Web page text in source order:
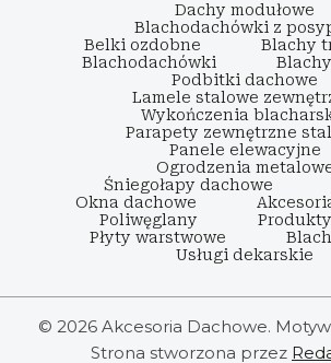
Dachy modułowe
Blachodachówki z
Belki ozdobne
Blachy
Blachodachówki
Podbitki dachowe
Lamele stalowe
Wykończenia
Parapety zewnętrzne
Panele elewacyjne
Ogrodzenia
Śniegołapy dachowe
Okna dachowe
Poliwęglany
Płyty warstwowe
Usługi dekarskie
© 2026 Akcesoria Dachowe.
Strona stworzona przez